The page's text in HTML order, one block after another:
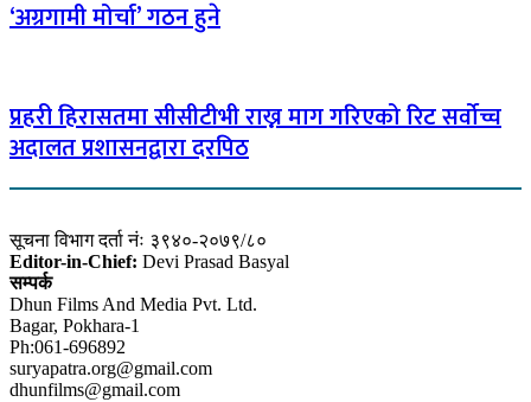
‘अग्रगामी मोर्चा’ गठन हुने
प्रहरी हिरासतमा सीसीटीभी राख्न माग गरिएको रिट सर्वोच्च
अदालत प्रशासनद्वारा दरपिठ
सूचना विभाग दर्ता नंः ३९४०-२०७९/८०
Editor-in-Chief: Devi Prasad Basyal
सम्पर्क
Dhun Films And Media Pvt. Ltd.
Bagar, Pokhara-1
Ph:061-696892
suryapatra.org@gmail.com
dhunfilms@gmail.com